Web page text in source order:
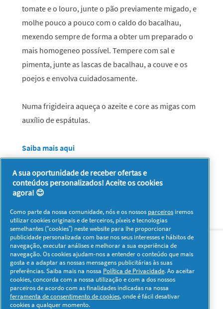
tomate e o louro, junte o pão previamente migado, e
molhe pouco a pouco com o caldo do bacalhau,
mexendo sempre de forma a obter um preparado o
mais homogeneo possível. Tempere com sal e
pimenta, junte as lascas de bacalhau, a couve e os
poejos e envolva cuidadosamente.
Numa frigideira aqueça o azeite e core as migas com
auxílio de espátulas.
Saiba mais aqui
Este texto foi escrito ao abrigo do novo Acordo Ortográfico.
Sobre nós Contacto Visitar www.pg.com
Redes Sociais
A sua oportunidade de receber ofertas e
conteúdos personalizados! Aceite os cookies
agora! 😊
Como parte da nossa comunidade, nós e os nossos parceiros iremos
utilizar cookies originais e de terceiros, píxeis e tecnologias
semelhantes (“cookies”) neste website para lhe proporcionar
publicidade personalizada com base nos seus interesses e hábitos de
navegação, executar análises e melhorar a sua experiência de
navegação. Os cookies ajudam-nos a entender o conteúdo que mais
gosta e a adaptar as nossas mensagens publicitárias às suas
preferências. Saiba mais na nossa Política de Privacidade. Ao aceitar
cookies, concorda com a nossa utilização e com a dos nossos
parceiros de acordo com as finalidades indicadas na nossa
ferramenta de consentimento de cookies, onde é fácil desativar
cookies a qualquer momento.